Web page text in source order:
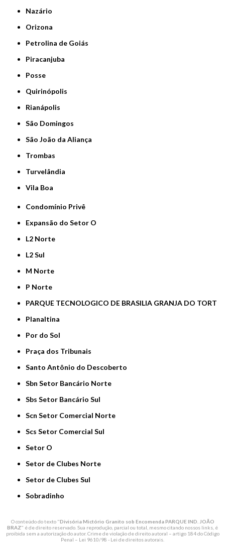
Nazário
Orizona
Petrolina de Goiás
Piracanjuba
Posse
Quirinópolis
Rianápolis
São Domingos
São João da Aliança
Trombas
Turvelândia
Vila Boa
Condomínio Privê
Expansão do Setor O
L2 Norte
L2 Sul
M Norte
P Norte
PARQUE TECNOLOGICO DE BRASILIA GRANJA DO TORT
Planaltina
Por do Sol
Praça dos Tribunais
Santo Antônio do Descoberto
Sbn Setor Bancário Norte
Sbs Setor Bancário Sul
Scn Setor Comercial Norte
Scs Setor Comercial Sul
Setor O
Setor de Clubes Norte
Setor de Clubes Sul
Sobradinho
O conteúdo do texto "Divisória Mictório Granito sob Encomenda PARQUE IND. JOÃO
BRAZ" é de direito reservado. Sua reprodução, parcial ou total, mesmo citando nossos links, é
proibida sem a autorização do autor. Crime de violação de direito autoral – artigo 184 do Código
Penal – Lei 9610/98 - Lei de direitos autorais